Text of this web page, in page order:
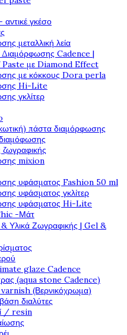
γκέσο
μεταλλική λεία
Cadence |
Paste με Diamond Effect
με κόκκους Dora perla
Hi-Lite
γκλίτερ
πάστα διαμόρφωσης
mixion
υφάσματος Fashion 50 ml
υφάσματος γκλίτερ
υφάσματος Hi-Lite
-Μάτ
Υλικά Ζωγραφικής | Gel &
glaze Cadence
(aqua stone Cadence)
(Βερνικόχρωμα)
διαλύτες
/ resin